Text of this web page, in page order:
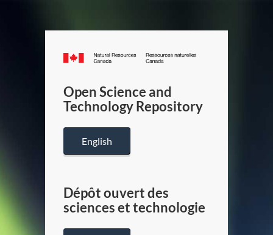
Canada.ca
/
Canada
Open Science and
Technology Repository
English
Dépôt ouvert des
sciences et technologie